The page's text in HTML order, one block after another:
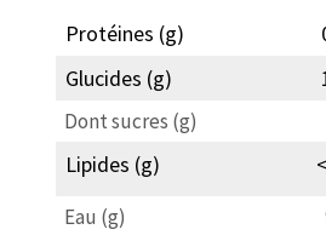
Protéines (g)
Glucides (g)
Dont sucres (g)
Lipides (g)
Eau (g)